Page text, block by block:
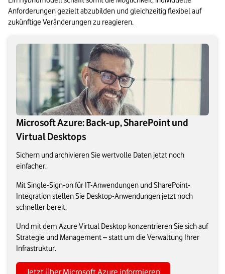
Anforderungen gezielt abzubilden und gleichzeitig flexibel auf
zukünftige Veränderungen zu reagieren.
Microsoft Azure: Back-up, SharePoint und
Virtual Desktops
Sichern und archivieren Sie wertvolle Daten jetzt noch
einfacher.
Mit Single-Sign-on für IT-Anwendungen und SharePoint-
Integration stellen Sie Desktop-Anwendungen jetzt noch
schneller bereit.
Und mit dem Azure Virtual Desktop konzentrieren Sie sich auf
Strategie und Management – statt um die Verwaltung Ihrer
Infrastruktur.